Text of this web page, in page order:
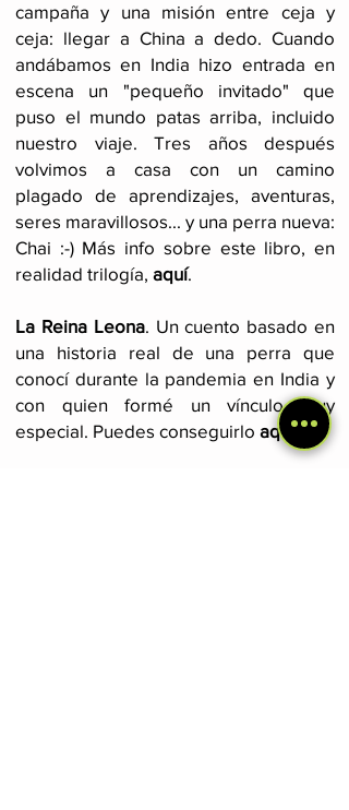
campaña y una misión entre ceja y
ceja: llegar a China a dedo. Cuando
andábamos en India hizo entrada en
escena un "pequeño invitado" que
puso el mundo patas arriba, incluido
nuestro viaje. Tres años después
volvimos a casa con un camino
plagado de aprendizajes, aventuras,
seres maravillosos... y una perra nueva:
Chai :-) Más info sobre este libro, en
realidad trilogía, aquí.
La Reina Leona. Un cuento basado en
una historia real de una perra que
conocí durante la pandemia en India y
con quien formé un vínculo muy
especial. Puedes conseguirlo aquí.